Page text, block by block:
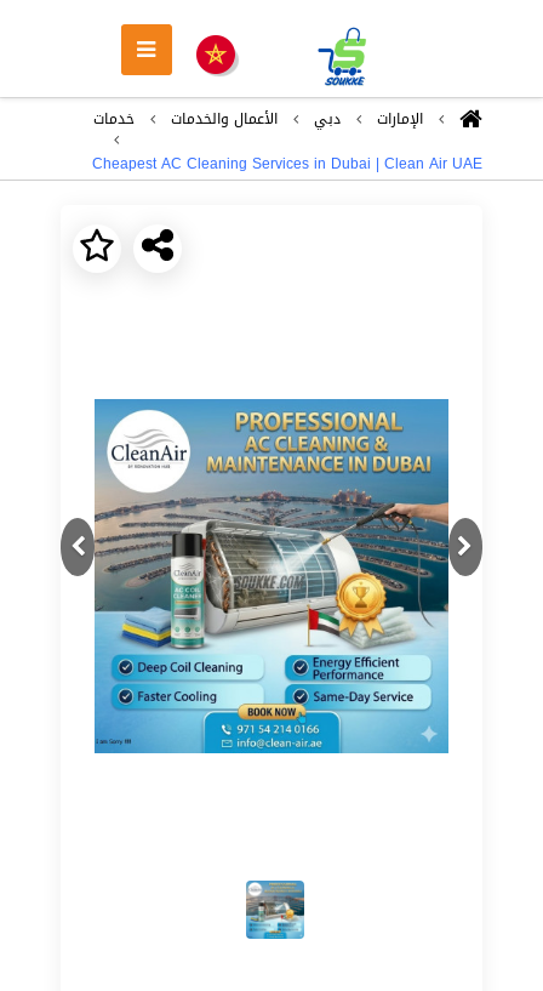
اﻹمارات دبي اﻷعمال والخدمات
خدمات
Cheapest AC Cleaning Services in Dubai | Clean Air UAE
Previous
Next